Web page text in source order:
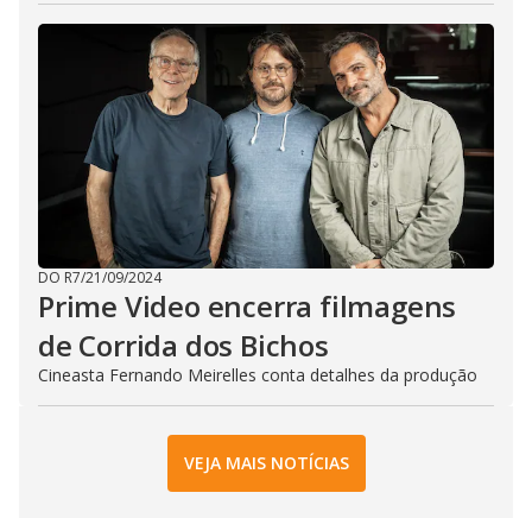
DO R7/21/09/2024
Prime Video encerra filmagens
de Corrida dos Bichos
Cineasta Fernando Meirelles conta detalhes da produção
VEJA MAIS NOTÍCIAS